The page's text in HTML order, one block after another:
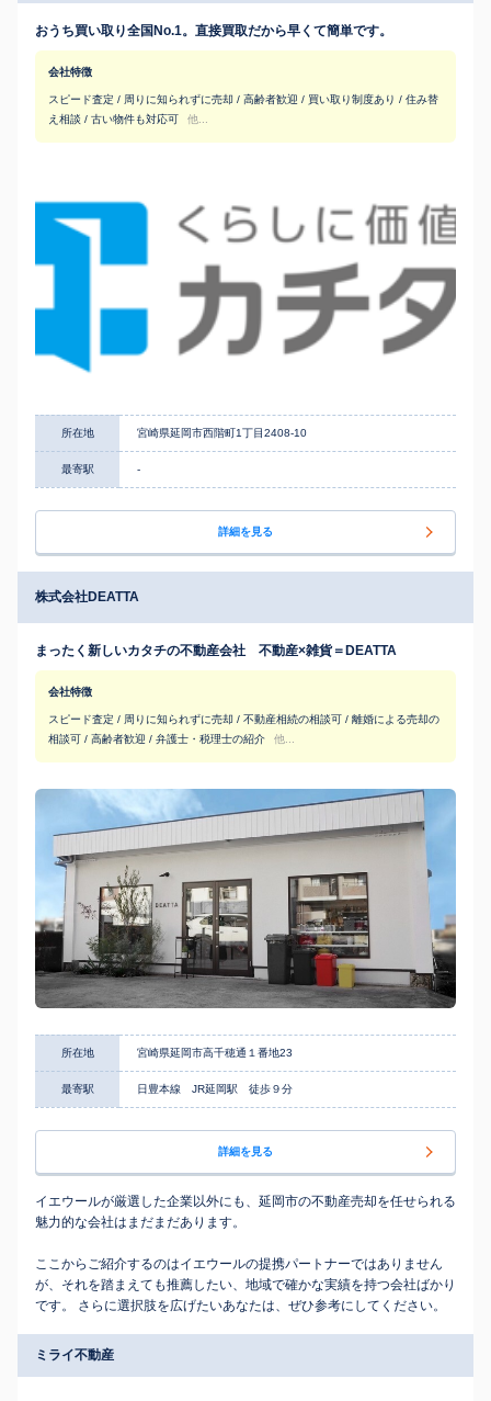
おうち買い取り全国No.1。直接買取だから早くて簡単です。
会社特徴
スピード査定 / 周りに知られずに売却 / 高齢者歓迎 / 買い取り制度あり / 住み替
え相談 / 古い物件も対応可
他...
所在地 宮崎県延岡市西階町1丁目2408-10
最寄駅 -
詳細を見る
株式会社DEATTA
まったく新しいカタチの不動産会社 不動産×雑貨＝DEATTA
会社特徴
スピード査定 / 周りに知られずに売却 / 不動産相続の相談可 / 離婚による売却の
相談可 / 高齢者歓迎 / 弁護士・税理士の紹介
他...
所在地 宮崎県延岡市高千穂通１番地23
最寄駅 日豊本線 JR延岡駅 徒歩９分
詳細を見る
イエウールが厳選した企業以外にも、延岡市の不動産売却を任せられる
魅力的な会社はまだまだあります。
ここからご紹介するのはイエウールの提携パートナーではありません
が、それを踏まえても推薦したい、地域で確かな実績を持つ会社ばかり
です。 さらに選択肢を広げたいあなたは、ぜひ参考にしてください。
ミライ不動産